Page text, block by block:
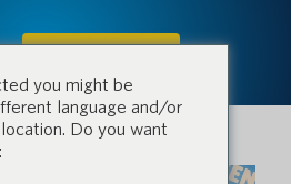
IN DEN SHOP
you might be
language and/or
Do you want